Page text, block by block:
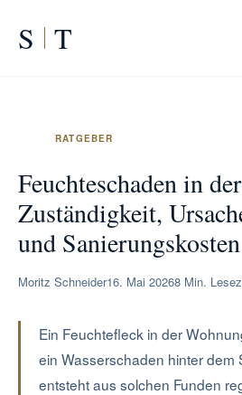
S T
RATGEBER
Feuchteschaden in
Zuständigkeit,
und Sanierungskosten
Moritz Schneider16. Mai 20268 Min.
Ein Feuchtefleck in der
ein Wasserschaden hinter dem
entsteht aus solchen Funden